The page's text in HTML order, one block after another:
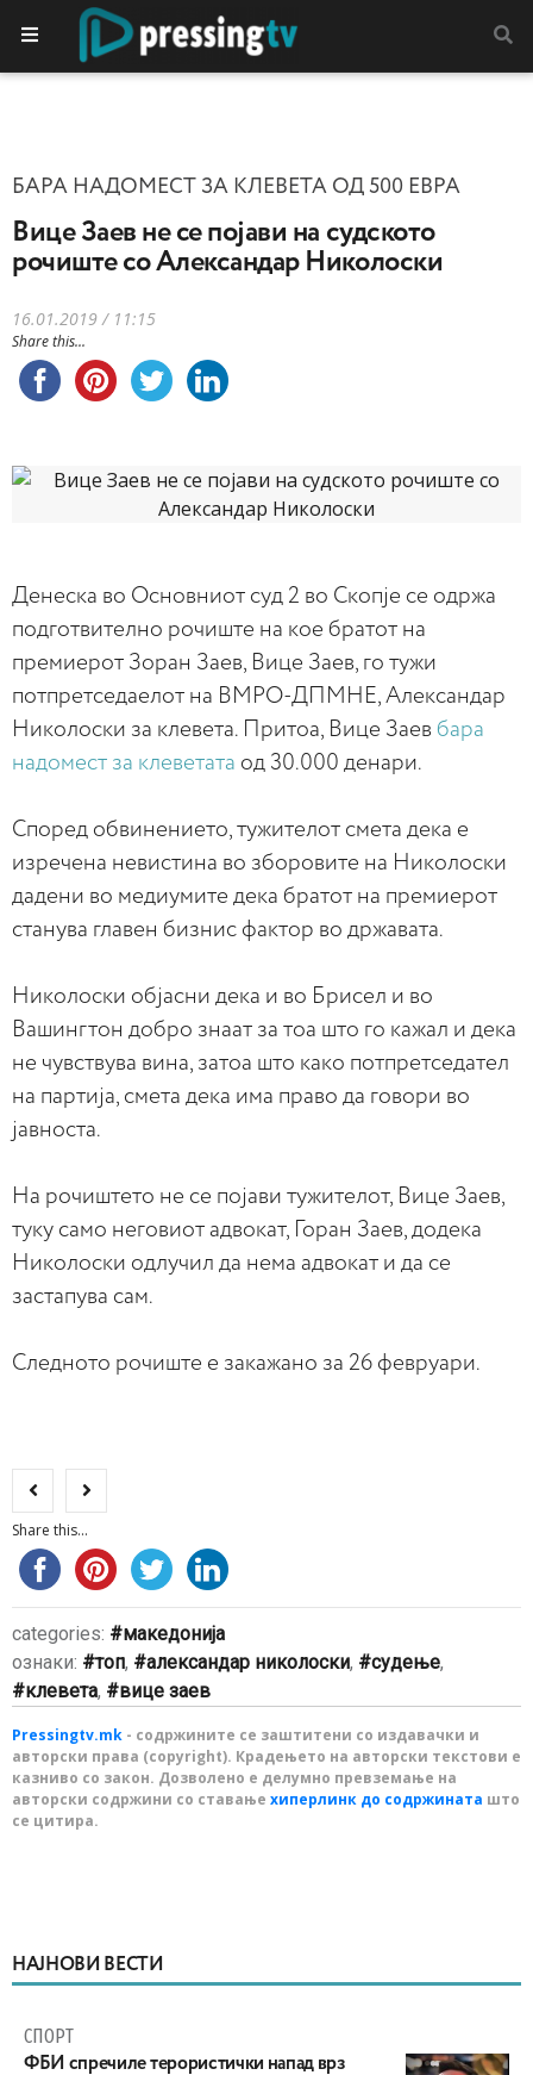
БАРА НАДОМЕСТ ЗА КЛЕВЕТА ОД 500 ЕВРА
Вице Заев не се појави на судското
рочиште со Александар Николоски
16.01.2019 / 11:15
Share this...
Денеска во Основниот суд 2 во Скопје се одржа
подготвително рочиште на кое братот на
премиерот Зоран Заев, Вице Заев, го тужи
потпретседаелот на ВМРО-ДПМНЕ, Александар
Николоски за клевета. Притоа, Вице Заев бара
надомест за клеветата од 30.000 денари.
Според обвинението, тужителот смета дека е
изречена невистина во зборовите на Николоски
дадени во медиумите дека братот на премиерот
станува главен бизнис фактор во државата.
Николоски објасни дека и во Брисел и во
Вашингтон добро знаат за тоа што го кажал и дека
не чувствува вина, затоа што како потпретседател
на партија, смета дека има право да говори во
јавноста.
На рочиштето не се појави тужителот, Вице Заев,
туку само неговиот адвокат, Горан Заев, додека
Николоски одлучил да нема адвокат и да се
застапува сам.
Следното рочиште е закажано за 26 февруари.
Share this...
categories:
македонија
ознаки:
топ, александар николоски, судење,
клевета, вице заев
Pressingtv.mk - содржините се заштитени со издавачки и
авторски права (copyright). Крадењето на авторски текстови е
казниво со закон. Дозволено е делумно превземање на
авторски содржини со ставање хиперлинк до содржината што
се цитира.
НАЈНОВИ ВЕСТИ
СПОРТ
ФБИ спречиле терористички напад врз